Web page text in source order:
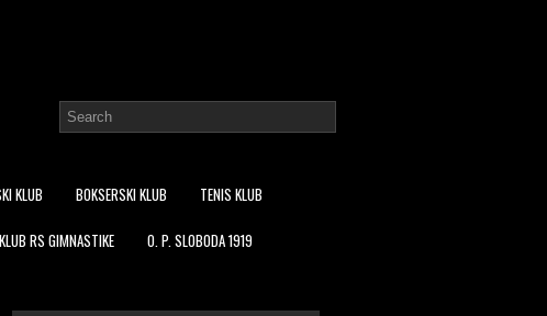
KLUB BOKSERSKI KLUB TENIS KLUB
KLUB RS GIMNASTIKE O. P. SLOBODA 1919